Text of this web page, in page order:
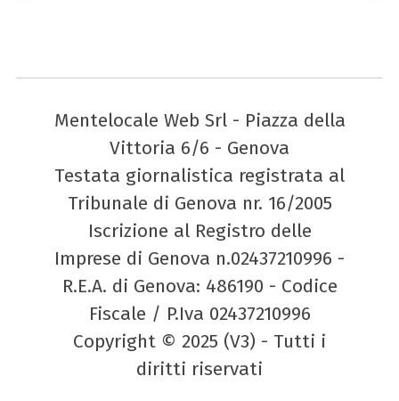
Mentelocale Web Srl - Piazza della
Vittoria 6/6 - Genova
Testata giornalistica registrata al
Tribunale di Genova nr. 16/2005
Iscrizione al Registro delle
Imprese di Genova n.02437210996 -
R.E.A. di Genova: 486190 - Codice
Fiscale / P.Iva 02437210996
Copyright © 2025 (V3) - Tutti i
diritti riservati